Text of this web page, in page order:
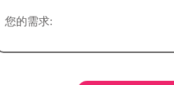
您的需求: